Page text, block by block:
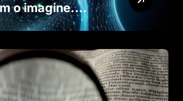
o imagine.
explică rolul